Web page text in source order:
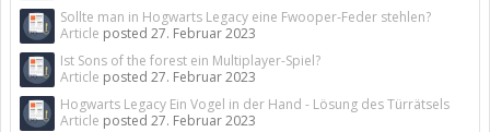
Sollte man in Hogwarts Legacy eine Fwooper-Feder stehlen?
Article posted 27. Februar 2023
Ist Sons of the forest ein Multiplayer-Spiel?
Article posted 27. Februar 2023
Hogwarts Legacy Ein Vogel in der Hand - Lösung des Türrätsels
Article posted 27. Februar 2023